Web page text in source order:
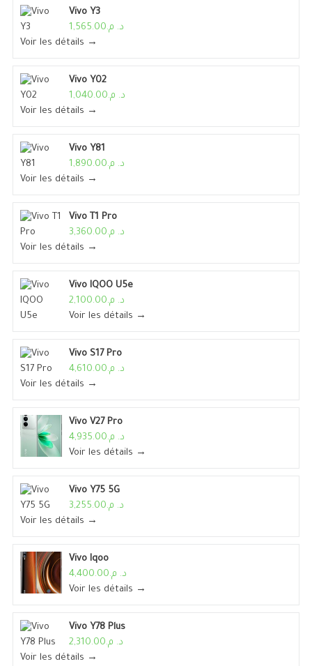
Vivo Y3
د. م.1,565.00
Voir les détails →
Vivo Y02
د. م.1,040.00
Voir les détails →
Vivo Y81
د. م.1,890.00
Voir les détails →
Vivo T1 Pro
د. م.3,360.00
Voir les détails →
Vivo IQOO U5e
د. م.2,100.00
Voir les détails →
Vivo S17 Pro
د. م.4,610.00
Voir les détails →
Vivo V27 Pro
د. م.4,935.00
Voir les détails →
Vivo Y75 5G
د. م.3,255.00
Voir les détails →
Vivo Iqoo
د. م.4,400.00
Voir les détails →
Vivo Y78 Plus
د. م.2,310.00
Voir les détails →